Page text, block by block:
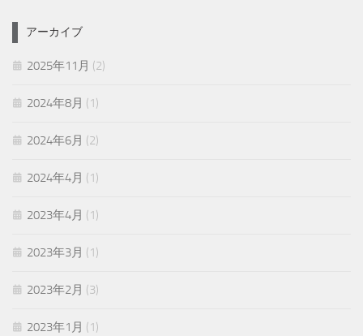
アーカイブ
2025年11月 (2)
2024年8月 (1)
2024年6月 (2)
2024年4月 (1)
2023年4月 (1)
2023年3月 (1)
2023年2月 (3)
2023年1月 (1)